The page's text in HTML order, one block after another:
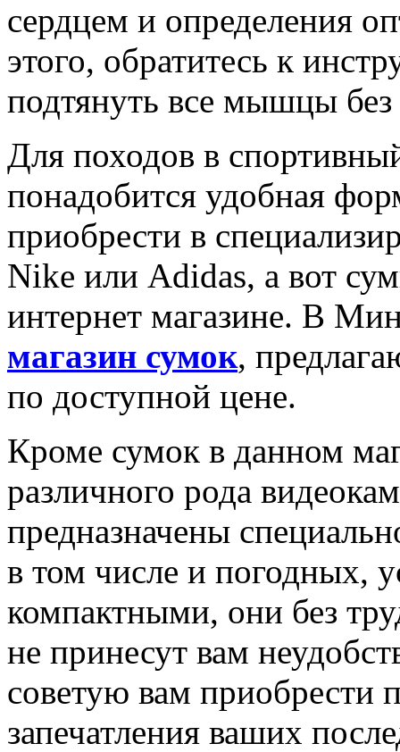
сердцем и определения
этого, обратитесь к
подтянуть все мышцы без
Для походов в
понадобится удобная
приобрести в
Nike или Adidas, а вот
интернет магазине. В
магазин сумок,
по доступной цене.
Кроме сумок в данном
различного рода
предназначены
в том числе и погодных,
компактными, они без
не принесут вам
советую вам приобрести
запечатления ваших